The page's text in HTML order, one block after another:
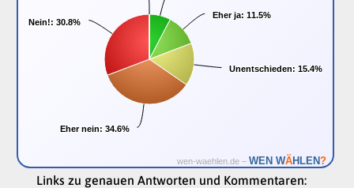
Eher ja: 11.5%
Eher ja: 11.5%
Unentschieden: 15.4%
Unentschieden: 15.4%
Eher nein: 34.6%
Eher nein: 34.6%
Nein!: 30.8%
Nein!: 30.8%
wen-waehlen.de – WEN WÄHLEN?
Links zu genauen Antworten und Kommentaren: